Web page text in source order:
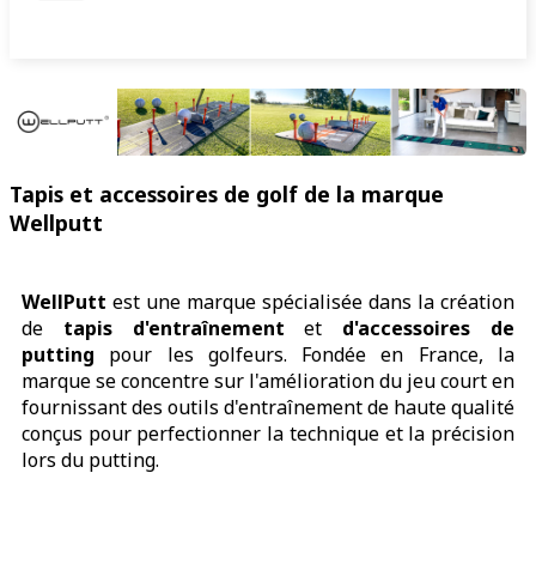
Tapis et accessoires de golf de la marque
Wellputt
WellPutt est une marque spécialisée dans la création
de tapis d'entraînement et d'accessoires de
putting pour les golfeurs. Fondée en France, la
marque se concentre sur l'amélioration du jeu court en
fournissant des outils d'entraînement de haute qualité
conçus pour perfectionner la technique et la précision
lors du putting.